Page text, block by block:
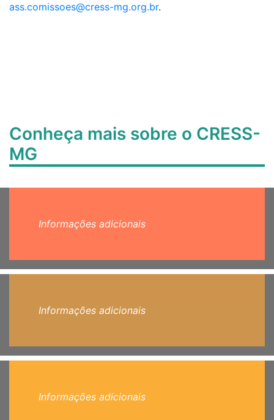
ass.comissoes@cress-mg.org.br.
Conheça mais sobre o CRESS-
MG
Informações adicionais
Informações adicionais
Informações adicionais